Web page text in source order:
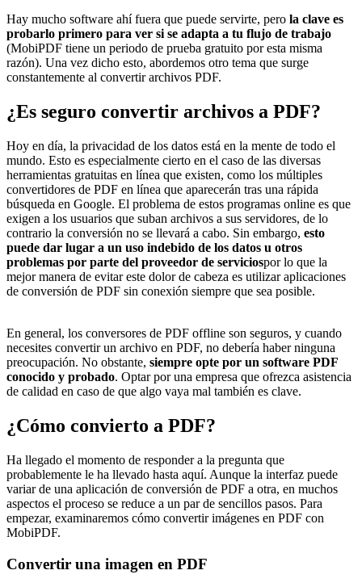
Hay mucho software ahí fuera que puede servirte, pero la clave es
probarlo primero para ver si se adapta a tu flujo de trabajo
(MobiPDF tiene un periodo de prueba gratuito por esta misma
razón). Una vez dicho esto, abordemos otro tema que surge
constantemente al convertir archivos PDF.
¿Es seguro convertir archivos a PDF?
Hoy en día, la privacidad de los datos está en la mente de todo el
mundo. Esto es especialmente cierto en el caso de las diversas
herramientas gratuitas en línea que existen, como los múltiples
convertidores de PDF en línea que aparecerán tras una rápida
búsqueda en Google. El problema de estos programas online es que
exigen a los usuarios que suban archivos a sus servidores, de lo
contrario la conversión no se llevará a cabo. Sin embargo, esto
puede dar lugar a un uso indebido de los datos u otros
problemas por parte del proveedor de serviciospor lo que la
mejor manera de evitar este dolor de cabeza es utilizar aplicaciones
de conversión de PDF sin conexión siempre que sea posible.
En general, los conversores de PDF offline son seguros, y cuando
necesites convertir un archivo en PDF, no debería haber ninguna
preocupación. No obstante, siempre opte por un software PDF
conocido y probado. Optar por una empresa que ofrezca asistencia
de calidad en caso de que algo vaya mal también es clave.
¿Cómo convierto a PDF?
Ha llegado el momento de responder a la pregunta que
probablemente le ha llevado hasta aquí. Aunque la interfaz puede
variar de una aplicación de conversión de PDF a otra, en muchos
aspectos el proceso se reduce a un par de sencillos pasos. Para
empezar, examinaremos cómo convertir imágenes en PDF con
MobiPDF.
Convertir una imagen en PDF